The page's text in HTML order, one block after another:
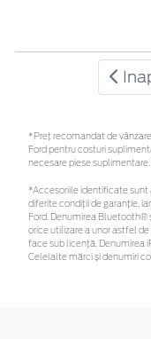
*Preţ recomandat de
Ford pentru costuri
necesare piese
*Accesoriile identificate sunt
diferite condiții de garanție,
Ford. Denumirea Bluetooth®
orice utilizare a unor astfel
face sub licență. Denumirea
Celelalte mărci și denumiri